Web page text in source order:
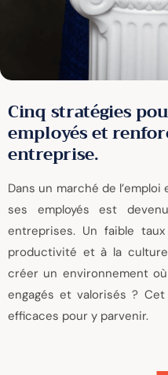
Cinq stratégies
employés et
entreprise.
Dans un marché de
ses employés est
entreprises. Un faible
productivité et à la culture
créer un environnement
engagés et valorisés ?
efficaces pour y parvenir.